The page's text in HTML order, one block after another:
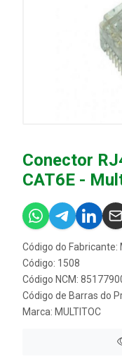
Conector
CAT6E -
Código do Fabricante:
Código: 1508
Código NCM:
Código de Barras do
Marca: MULTITOC